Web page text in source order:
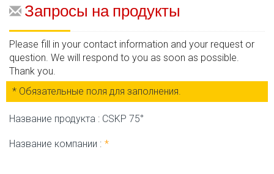
Запросы на продукты
Please fill in your contact information and your request or
question. We will respond to you as soon as possible.
Thank you.
* Обязательные поля для заполнения.
Название продукта : CSKP 75°
Название компании : *